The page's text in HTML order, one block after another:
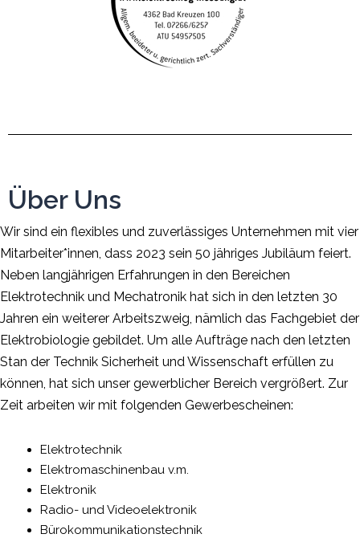
Über Uns
Wir sind ein flexibles und zuverlässiges Unternehmen mit vier
Mitarbeiter*innen, dass 2023 sein 50 jähriges Jubiläum feiert.
Neben langjährigen Erfahrungen in den Bereichen
Elektrotechnik und Mechatronik hat sich in den letzten 30
Jahren ein weiterer Arbeitszweig, nämlich das Fachgebiet der
Elektrobiologie gebildet. Um alle Aufträge nach den letzten
Stan der Technik Sicherheit und Wissenschaft erfüllen zu
können, hat sich unser gewerblicher Bereich vergrößert. Zur
Zeit arbeiten wir mit folgenden Gewerbescheinen:
Elektrotechnik
Elektromaschinenbau v.m.
Elektronik
Radio- und Videoelektronik
Bürokommunikationstechnik